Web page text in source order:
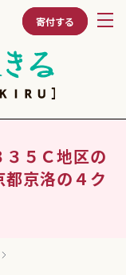
寄付する
５Ｃ地区の
京洛の４ク